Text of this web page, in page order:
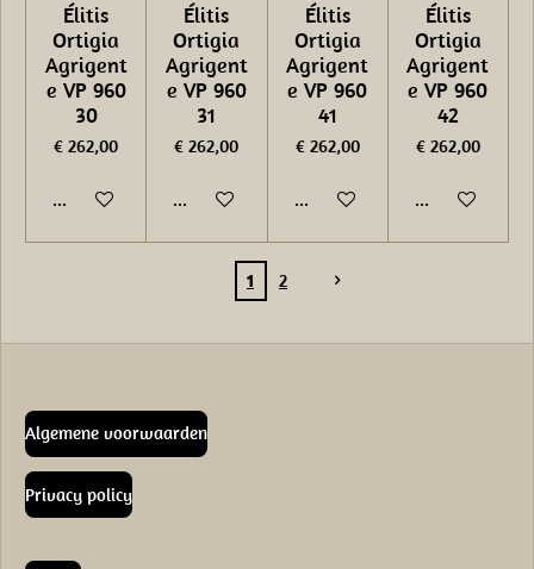
Élitis
Ortigia
Agrigent
e VP 960
30
€ 262,00
In winkelwagen
Élitis
Ortigia
Agrigent
e VP 960
31
€ 262,00
In winkelwagen
Élitis
Ortigia
Agrigent
e VP 960
41
€ 262,00
In winkelwagen
Élitis
Ortigia
Agrigent
e VP 960
42
€ 262,00
In
1 2
Algemene voorwaarden
Privacy policy